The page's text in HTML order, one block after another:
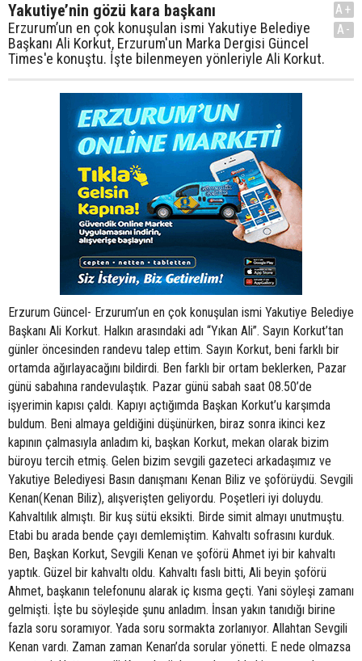
Yakutiye’nin gözü kara başkanı
Erzurum’un en çok konuşulan ismi Yakutiye Belediye
Başkanı Ali Korkut, Erzurum'un Marka Dergisi Güncel
Times'e konuştu. İşte bilenmeyen yönleriyle Ali Korkut.
A+
A-
Erzurum Güncel- Erzurum’un en çok konuşulan ismi Yakutiye Belediye
Başkanı Ali Korkut. Halkın arasındaki adı “Yıkan Ali”. Sayın Korkut’tan
günler öncesinden randevu talep ettim. Sayın Korkut, beni farklı bir
ortamda ağırlayacağını bildirdi. Ben farklı bir ortam beklerken, Pazar
günü sabahına randevulaştık. Pazar günü sabah saat 08.50’de
işyerimin kapısı çaldı. Kapıyı açtığımda Başkan Korkut’u karşımda
buldum. Beni almaya geldiğini düşünürken, biraz sonra ikinci kez
kapının çalmasıyla anladım ki, başkan Korkut, mekan olarak bizim
büroyu tercih etmiş. Gelen bizim sevgili gazeteci arkadaşımız ve
Yakutiye Belediyesi Basın danışmanı Kenan Biliz ve şoförüydü. Sevgili
Kenan(Kenan Biliz), alışverişten geliyordu. Poşetleri iyi doluydu.
Kahvaltılık almıştı. Bir kuş sütü eksikti. Birde simit almayı unutmuştu.
Etabi bu arada bende çayı demlemiştim. Kahvaltı sofrasını kurduk.
Ben, Başkan Korkut, Sevgili Kenan ve şoförü Ahmet iyi bir kahvaltı
yaptık. Güzel bir kahvaltı oldu. Kahvaltı faslı bitti, Ali beyin şoförü
Ahmet, başkanın telefonunu alarak iç kısma geçti. Yani söyleşi zamanı
gelmişti. İşte bu söyleşide şunu anladım. İnsan yakın tanıdığı birine
fazla soru soramıyor. Yada soru sormakta zorlanıyor. Allahtan Sevgili
Kenan vardı. Zaman zaman Kenan’da sorular yönetti. E nede olmazsa